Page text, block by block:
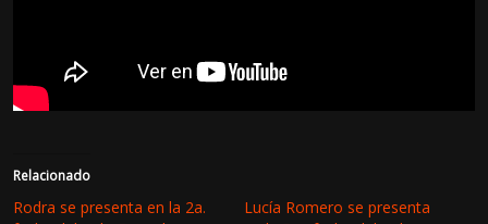
Relacionado
Rodra se presenta en la 2a.
Lucía Romero se presenta